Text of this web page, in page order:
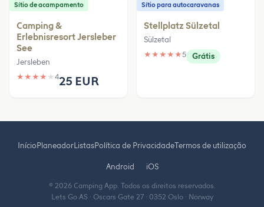
Sítio de acampamento
Camping &
Erlebnisresort Jersleber
See
Jersleben
★ ★ ★ ★ ★ 425 EUR
Sítio para autocaravanas
Stellplatz Sülzetal
Sülzetal
★ ★ ★ ★ ★5 Grátis
InícioPlaneadorListasPolítica de PrivacidadeTermos de utilização
Android iOS
© 2026 Camping App. Todos os direitos reservados.
Lets Go AS · Oscars Gate 27 · 0352 Oslo · Norway